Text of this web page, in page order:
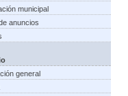
municipal
anuncios
general